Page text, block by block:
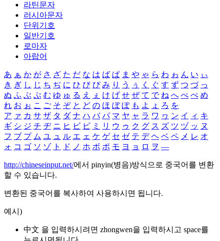
라틴문자
러시아문자
단위기호
일반기호
로마자
아랍어
あ ぁ か が さ ざ た だ な は ば ぱ ま や ゃ ら わ ゎ ん い ぃ
き ぎ し じ ち ぢ に ひ び ぴ み り う ぅ く ぐ す ず つ づ っ
ぬ ふ ぶ ぷ む ゆ ゅ る え ぇ け げ せ ぜ て で ね へ べ ぺ め
れ お ぉ こ ご そ ぞ と ど の ほ ぼ ぽ も よ ょ ろ を
ア ァ カ サ ザ タ ダ ナ ハ バ パ マ ヤ ャ ラ ワ ヮ ン イ ィ キ
ギ シ ジ チ ヂ ニ ヒ ビ ピ ミ リ ウ ゥ ク グ ス ズ ツ ヅ ッ ヌ
フ ブ プ ム ユ ュ ル エ ェ ケ ゲ セ ゼ テ デ ヘ ベ ペ メ レ オ
ォ コ ゴ ソ ゾ ト ド ノ ホ ボ ポ モ ヨ ョ ロ ヲ ―
http://chineseinput.net/에서 pinyin(병음)방식으로 중국어를 변환
할 수 있습니다.
변환된 중국어를 복사하여 사용하시면 됩니다.
예시)
中文 을 입력하시려면 zhongwen을 입력하시고 space를